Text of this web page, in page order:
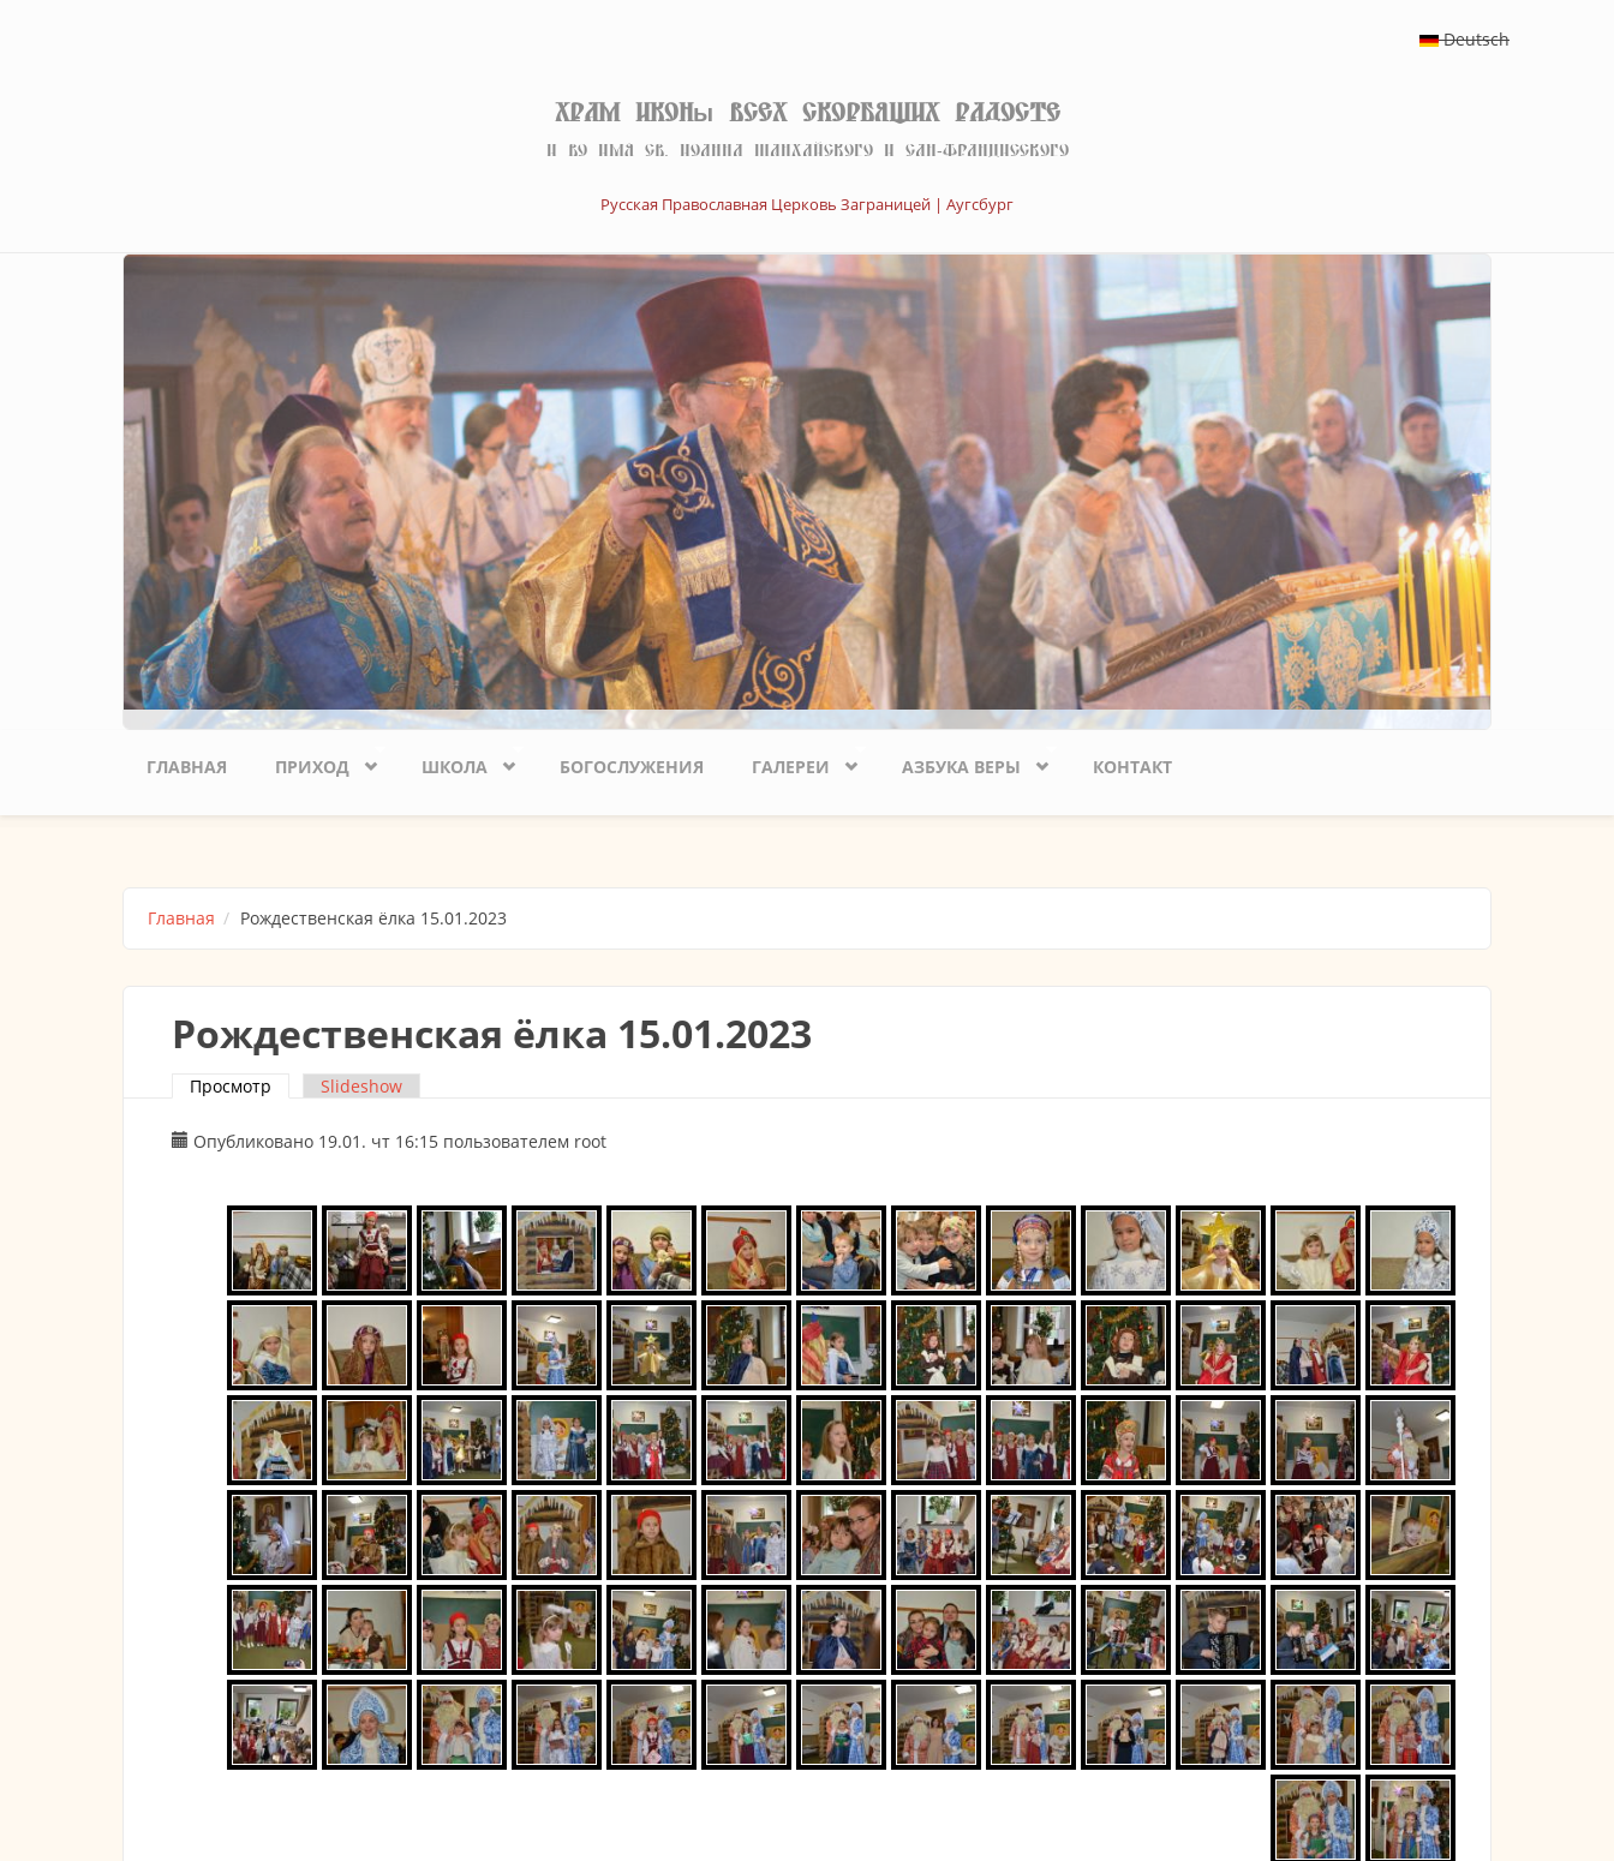
Deutsch
Храм иконы Всех скорбящих Радосте
И во имя св. Иоанна Шанхайского и Сан-Францисского
Русская Православная Церковь Заграницей | Аугсбург
ГЛАВНАЯ ПРИХОД ШКОЛА БОГОСЛУЖЕНИЯ ГАЛЕРЕИ АЗБУКА ВЕРЫ КОНТАКТ
Главная Рождественская ёлка 15.01.2023
Рождественская ёлка 15.01.2023
Главные вкладки
Просмотр (активная вкладка)
Slideshow
Опубликовано 19.01. чт 16:15 пользователем root